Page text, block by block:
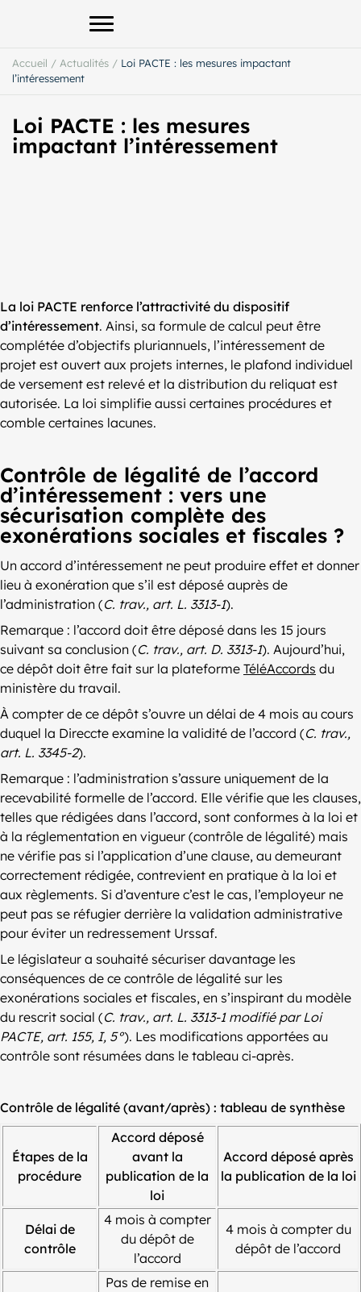
Afficher le menu principal
Accueil / Actualités / Loi PACTE : les mesures impactant
l’intéressement
Loi PACTE : les mesures
impactant l’intéressement
La loi PACTE renforce l’attractivité du dispositif
d’intéressement. Ainsi, sa formule de calcul peut être
complétée d’objectifs pluriannuels, l’intéressement de
projet est ouvert aux projets internes, le plafond individuel
de versement est relevé et la distribution du reliquat est
autorisée. La loi simplifie aussi certaines procédures et
comble certaines lacunes.
Contrôle de légalité de l’accord
d’intéressement : vers une
sécurisation complète des
exonérations sociales et fiscales ?
Un accord d’intéressement ne peut produire effet et donner
lieu à exonération que s’il est déposé auprès de
l’administration (C. trav., art. L. 3313-1).
Remarque : l’accord doit être déposé dans les 15 jours
suivant sa conclusion (C. trav., art. D. 3313-1). Aujourd’hui,
ce dépôt doit être fait sur la plateforme TéléAccords du
ministère du travail.
À compter de ce dépôt s’ouvre un délai de 4 mois au cours
duquel la Direccte examine la validité de l’accord (C. trav.,
art. L. 3345-2).
Remarque : l’administration s’assure uniquement de la
recevabilité formelle de l’accord. Elle vérifie que les clauses,
telles que rédigées dans l’accord, sont conformes à la loi et
à la réglementation en vigueur (contrôle de légalité) mais
ne vérifie pas si l’application d’une clause, au demeurant
correctement rédigée, contrevient en pratique à la loi et
aux règlements. Si d’aventure c’est le cas, l’employeur ne
peut pas se réfugier derrière la validation administrative
pour éviter un redressement Urssaf.
Le législateur a souhaité sécuriser davantage les
conséquences de ce contrôle de légalité sur les
exonérations sociales et fiscales, en s’inspirant du modèle
du rescrit social (C. trav., art. L. 3313-1 modifié par Loi
PACTE, art. 155, I, 5°). Les modifications apportées au
contrôle sont résumées dans le tableau ci-après.
Contrôle de légalité (avant/après) : tableau de synthèse
Étapes de la
procédure
Accord déposé
avant la
publication de la
loi
Accord déposé après
la publication de la loi
Délai de
contrôle
4 mois à compter
du dépôt de
l’accord
4 mois à compter du
dépôt de l’accord
Pas de remise en